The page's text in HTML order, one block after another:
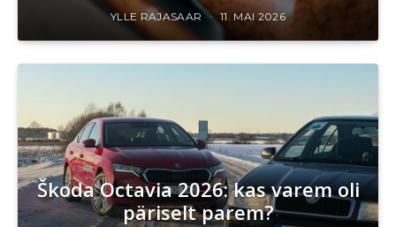
YLLE RAJASAAR 11. MAI 2026
Škoda Octavia 2026: kas varem oli
päriselt parem?